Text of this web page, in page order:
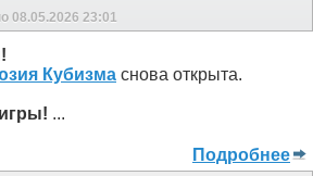
08.05.2026 23:01
Кубизма снова открыта.
...
Подробнее